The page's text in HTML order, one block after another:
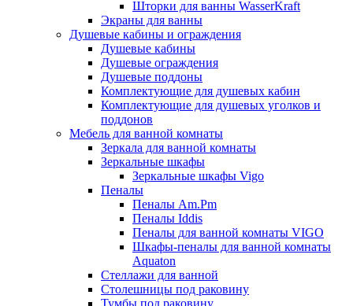
Шторки для ванны WasserKraft
Экраны для ванны
Душевые кабины и ограждения
Душевые кабины
Душевые ограждения
Душевые поддоны
Комплектующие для душевых кабин
Комплектующие для душевых уголков и
поддонов
Мебель для ванной комнаты
Зеркала для ванной комнаты
Зеркальные шкафы
Зеркальные шкафы Vigo
Пеналы
Пеналы Am.Pm
Пеналы Iddis
Пеналы для ванной комнаты VIGO
Шкафы-пеналы для ванной комнаты
Aquaton
Стеллажи для ванной
Столешницы под раковину